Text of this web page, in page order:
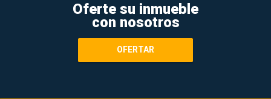
Oferte su inmueble
con nosotros
OFERTAR